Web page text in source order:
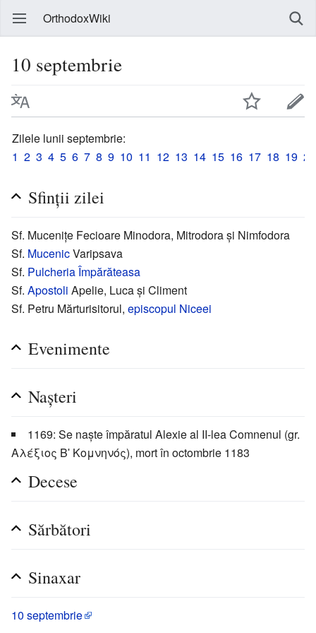
OrthodoxWiki
10 septembrie
Zilele lunii septembrie:
1 2 3 4 5 6 7 8 9 10 11 12 13 14 15 16 17 18 19 20
Sfinții zilei
Sf. Mucenițe Fecioare Minodora, Mitrodora și Nimfodora
Sf. MucenicVaripsava
Sf. Pulcheria Împărăteasa
Sf. Apostoli Apelie, Luca și Climent
Sf. Petru Mărturisitorul, episcopul Niceei
Evenimente
Nașteri
1169: Se naște împăratul Alexie al II-lea Comnenul (gr.
Αλέξιος Βʹ Κομνηνός), mort în octombrie 1183
Decese
Sărbători
Sinaxar
10 septembrie